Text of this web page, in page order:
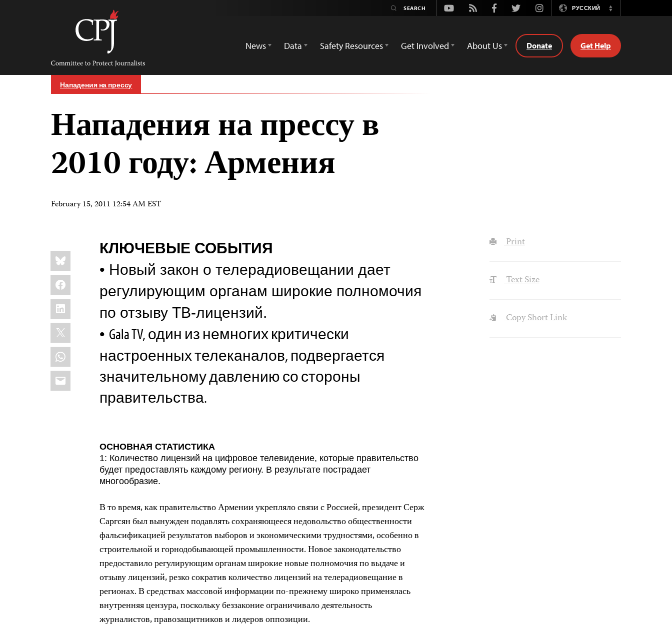
Committee
Protect
Journalists
Youtube
Rss FacebookTwitterInstagramРУССКИЙ
Switch
News
Data Safety Resources Get Involved About Us Donate Get Help
Нападения на прессу
Нападения на прессу в
2010 году: Армения
February 15, 2011 12:54 AM EST
Share
this:
Bluesky
Facebook
LinkedIn
X
WhatsApp
Email
КЛЮЧЕВЫЕ СОБЫТИЯ
• Новый закон о телерадиовещании дает
регулирующим органам широкие полномочия
по отзыву ТВ-лицензий.
• Gala TV, один из немногих критически
настроенных телеканалов, подвергается
значительному давлению со стороны
правительства.
ОСНОВНАЯ СТАТИСТИКА
1: Количество лицензий на цифровое телевидение, которые правительство
будет предоставлять каждому региону. В результате пострадает
многообразие.
В то время, как правительство Армении укрепляло связи с Россией, президент Серж
Саргсян был вынужден подавлять сохраняющееся недовольство общественности
фальсификацией результатов выборов и экономическими трудностями, особенно в
строительной и горнодобывающей промышленности. Новое законодательство
предоставило регулирующим органам широкие новые полномочия по выдаче и
отзыву лицензий, резко сократив количество лицензий на телерадиовещание в
регионах. В средствах массовой информации по-прежнему широко применялась
внутренняя цензура, поскольку беззаконие ограничивало деятельность
журналистов, правозащитников и лидеров оппозиции.
Print
Text Size
Copy Short Link